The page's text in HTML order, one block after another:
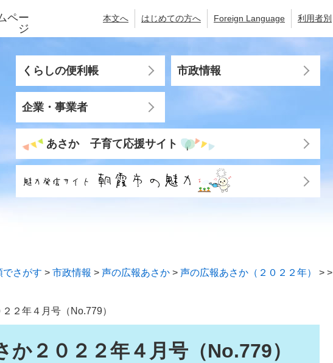
ペー
ジ
本文へ はじめての方へ Foreign Language 利用者別
くらしの便利帳 市政情報
企業・事業者
あさか 子育て応援サイト
でさがす > 市政情報 > 声の広報あさか > 声の広報あさか（２０２２年） > >
２年４月号（No.779）
か２０２２年４月号（No.779）